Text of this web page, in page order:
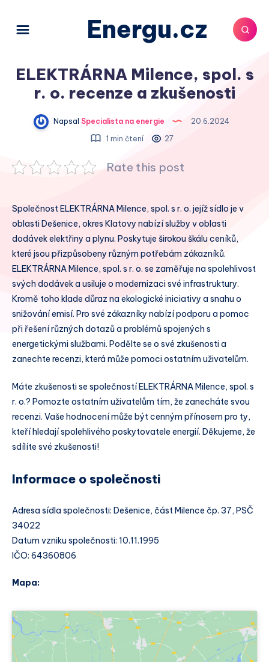
Energu.cz
ELEKTRÁRNA Milence, spol. s
r. o. recenze a zkušenosti
Napsal Specialista na energie
20.6.2024
1 min čtení
27
Rate this post
Společnost ELEKTRÁRNA Milence, spol. s r. o. jejíž sídlo je v
oblasti Dešenice, okres Klatovy nabízí služby v oblasti
dodávek elektřiny a plynu. Poskytuje širokou škálu ceníků,
které jsou přizpůsobeny různým potřebám zákazníků.
ELEKTRÁRNA Milence, spol. s r. o. se zaměřuje na spolehlivost
svých dodávek a usiluje o modernizaci své infrastruktury.
Kromě toho klade důraz na ekologické iniciativy a snahu o
snižování emisí. Pro své zákazníky nabízí podporu a pomoc
při řešení různých dotazů a problémů spojených s
energetickými službami. Podělte se o své zkušenosti a
zanechte recenzi, která může pomoci ostatním uživatelům.
Máte zkušenosti se společností ELEKTRÁRNA Milence, spol. s
r. o.? Pomozte ostatním uživatelům tím, že zanecháte svou
recenzi. Vaše hodnocení může být cenným přínosem pro ty,
kteří hledají spolehlivého poskytovatele energií. Děkujeme, že
sdílíte své zkušenosti!
Informace o společnosti
Adresa sídla společnosti: Dešenice, část Milence čp. 37, PSČ
34022
Datum vzniku společnosti: 10.11.1995
IČO: 64360806
Mapa: